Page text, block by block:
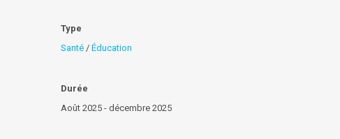
Type
Santé / Éducation
Durée
Août 2025 - décembre 2025